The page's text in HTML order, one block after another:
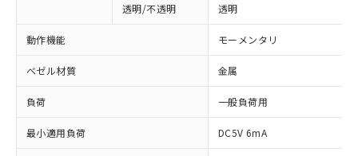
透明/不透明 透明
動作機能 モーメンタリ
ベゼル材質 金属
負荷 一般負荷用
最小適用負荷 DC5V 6mA